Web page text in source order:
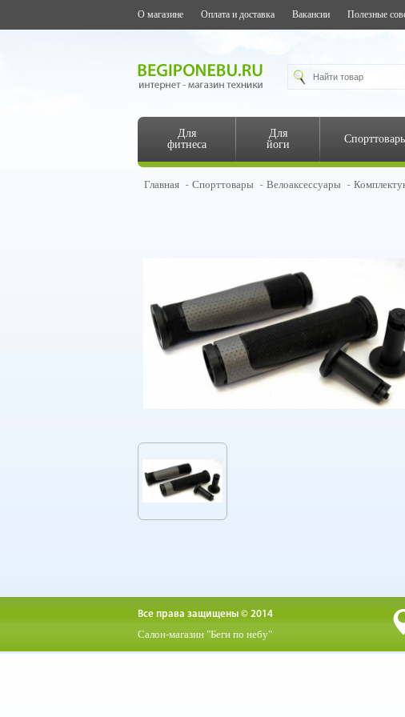
О магазине Оплата и доставка Вакансии Полезные
Для
фитнеса
Для
йоги
Главная Спорттовары Велоаксессуары
Все права защищены © 2014
Салон-магазин "Беги по небу"